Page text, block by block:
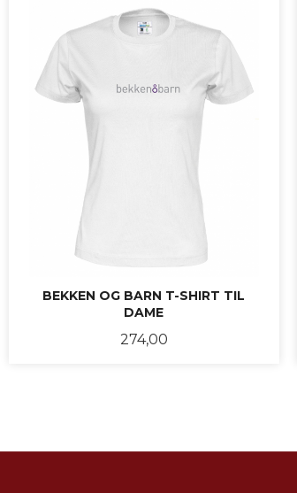
BEKKEN OG BARN T-SHIRT TIL
DAME
Pris
274,00